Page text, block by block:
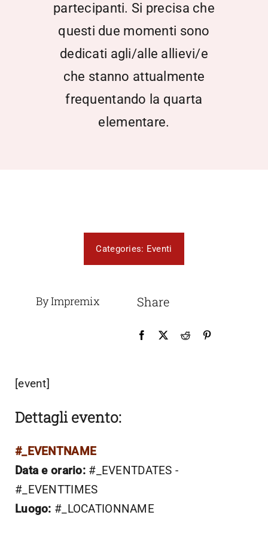
partecipanti. Si precisa che
questi due momenti sono
dedicati agli/alle allievi/e
che stanno attualmente
frequentando la quarta
elementare.
Categories: Eventi
By Impremix Share
[event]
Dettagli evento:
#_EVENTNAME
Data e orario: #_EVENTDATES -
#_EVENTTIMES
Luogo: #_LOCATIONNAME